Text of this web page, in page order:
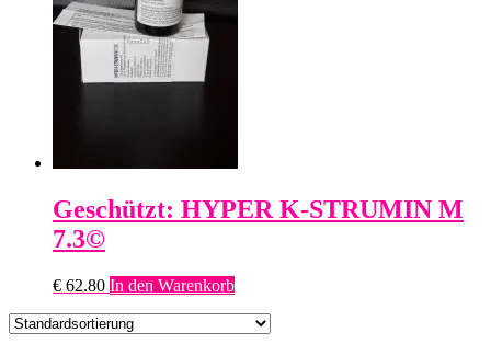
Geschützt: HYPER K-STRUMIN M
7.3©
€ 62.80 In den Warenkorb